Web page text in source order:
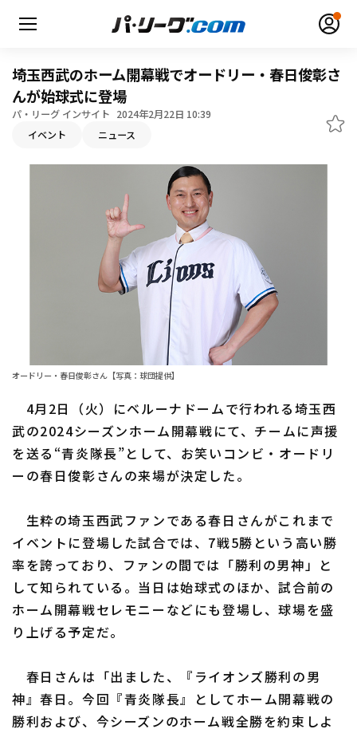
無料アカウント登録
ファーム東地区
ファーム中地区
交流戦
北海道日本ハムファイターズ
東北楽天ゴールデンイーグルス
千葉ロッテマリーンズ
オリックス・バファローズ
福岡ソフトバンクホークス
埼玉西武のホーム開幕戦でオードリー・春日俊彰さ
んが始球式に登場
パ・リーグ インサイト 2024年2月22日 10:39
イベント ニュース
オードリー・春日俊彰さん【写真：球団提供】
4月2日（火）にベルーナドームで行われる埼玉西
武の2024シーズンホーム開幕戦にて、チームに声援
を送る“青炎隊長”として、お笑いコンビ・オードリ
ーの春日俊彰さんの来場が決定した。
生粋の埼玉西武ファンである春日さんがこれまで
イベントに登場した試合では、7戦5勝という高い勝
率を誇っており、ファンの間では「勝利の男神」と
して知られている。当日は始球式のほか、試合前の
ホーム開幕戦セレモニーなどにも登場し、球場を盛
り上げる予定だ。
春日さんは「出ました、『ライオンズ勝利の男
神』春日。今回『青炎隊長』としてホーム開幕戦の
勝利および、今シーズンのホーム戦全勝を約束しよ